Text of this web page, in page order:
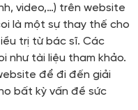
video,…) trên website
là một sự thay thế cho
trị từ bác sĩ. Các
như tài liệu tham khảo.
để đi đến giải
bất kỳ vấn đề sức